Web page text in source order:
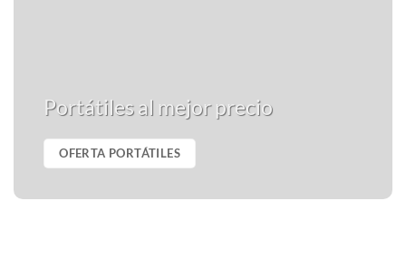
Portátiles al mejor precio
OFERTA PORTÁTILES